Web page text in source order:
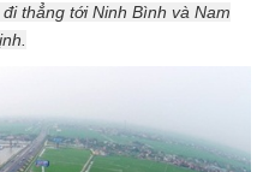
thẳng tới Ninh Bình và Nam